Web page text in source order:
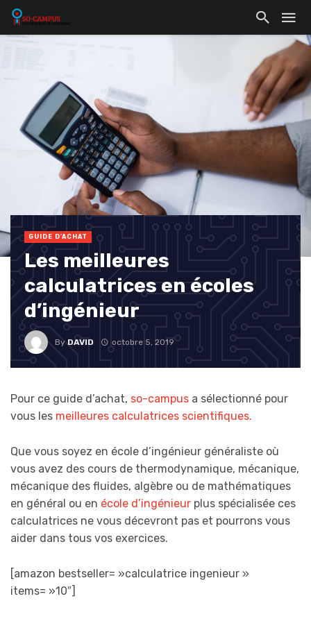
GUIDE D'ACHAT
Les meilleures
calculatrices en écoles
d’ingénieur
ByDAVID octobre 5, 2019
Pour ce guide d’achat, so-campus a sélectionné pour
vous les meilleures calculatrices scientifiques.
Que vous soyez en école d’ingénieur généraliste où
vous avez des cours de thermodynamique, mécanique,
mécanique des fluides, algèbre ou de mathématiques
en général ou en école d’ingénieur plus spécialisée ces
calculatrices ne vous décevront pas et pourrons vous
aider dans tous vos exercices.
[amazon bestseller= »calculatrice ingenieur »
items= »10″]